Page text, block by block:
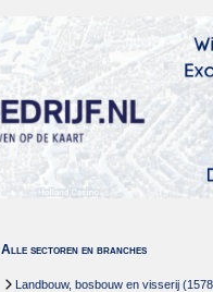
Alle sectoren en branches
Landbouw, bosbouw en visserij